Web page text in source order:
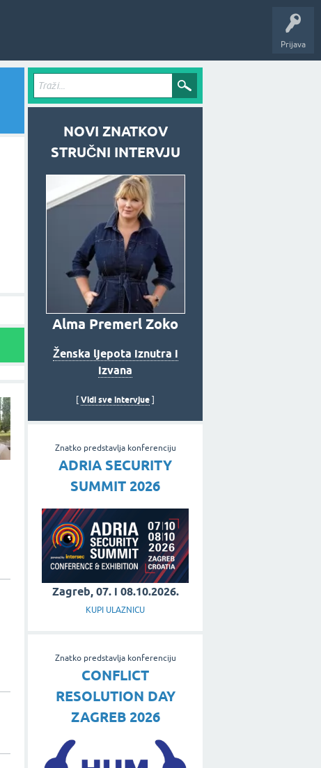
Prijava
NOVI ZNATKOV
STRUČNI INTERVJU
Alma Premerl Zoko
Ženska ljepota iznutra i
izvana
Vidi sve intervjue
Znatko predstavlja konferenciju
ADRIA SECURITY
SUMMIT 2026
Zagreb, 07. i 08.10.2026.
KUPI ULAZNICU
Znatko predstavlja konferenciju
CONFLICT
RESOLUTION DAY
ZAGREB 2026